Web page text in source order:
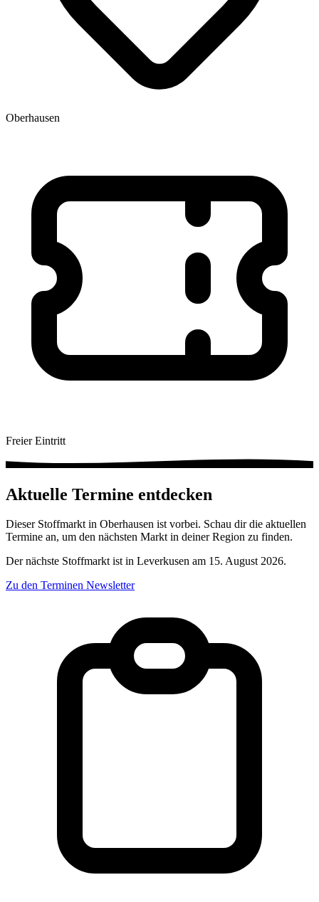
Oberhausen
Freier Eintritt
Aktuelle Termine entdecken
Dieser Stoffmarkt in Oberhausen ist vorbei. Schau dir die aktuellen
Termine an, um den nächsten Markt in deiner Region zu finden.
Der nächste Stoffmarkt ist in Leverkusen am 15. August 2026.
Zu den Terminen Newsletter